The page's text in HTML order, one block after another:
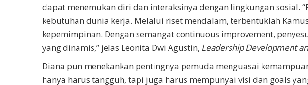
dapat menemukan diri dan interaksinya dengan lingkungan sosial.
kebutuhan dunia kerja. Melalui riset mendalam, terbentuklah
kepemimpinan. Dengan semangat continuous improvement,
yang dinamis,” jelas Leonita Dwi Agustin, Leadership Development
Diana pun menekankan pentingnya pemuda menguasai
hanya harus tangguh, tapi juga harus mempunyai visi dan goals